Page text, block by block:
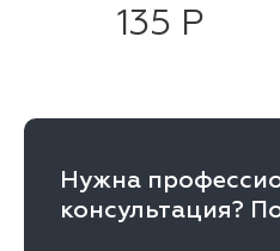
135 Р
Нужна
консультация?